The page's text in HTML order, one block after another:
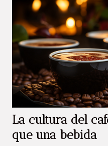
La cultura del
que una bebida